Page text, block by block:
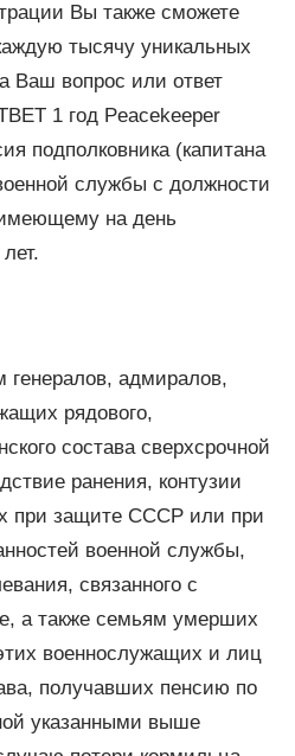
Вы также сможете
тысячу уникальных
Ваш вопрос или ответ
1 год Peacekeeper
подполковника (капитана
службы с должности
на день
генералов, адмиралов,
рядового,
состава сверхсрочной
ранения, контузии
при защите СССР или при
военной службы,
связанного с
а также семьям умерших
военнослужащих и лиц
получавших пенсию по
указанными выше